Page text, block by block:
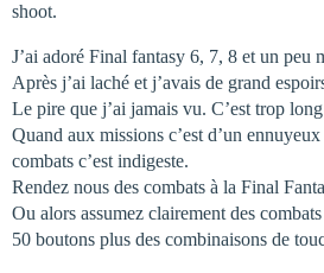
shoot.
J’ai adoré Final fantasy 6, 7, 8 et un peu
Après j’ai laché et j’avais de grand
Le pire que j’ai jamais vu. C’est trop
Quand aux missions c’est d’un
combats c’est indigeste.
Rendez nous des combats à la Final
Ou alors assumez clairement des
50 boutons plus des combinaisons de